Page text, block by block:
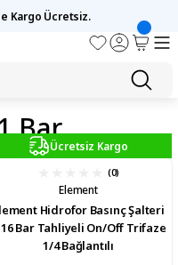
Kargo Ücretsiz.
BarÜcretsiz Kargo
(0)
Element
Hidrofor Basınç Şalteri
Bar Tahliyeli On/Off Trifaze
1/4 Bağlantılı